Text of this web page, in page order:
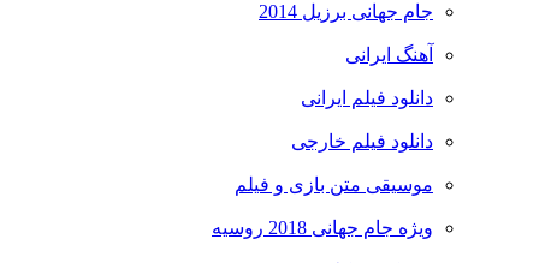
جام جهانی برزیل 2014
آهنگ ایرانی
دانلود فیلم ایرانی
دانلود فیلم خارجی
موسیقی متن بازی و فیلم
ویژه جام جهانی 2018 روسیه